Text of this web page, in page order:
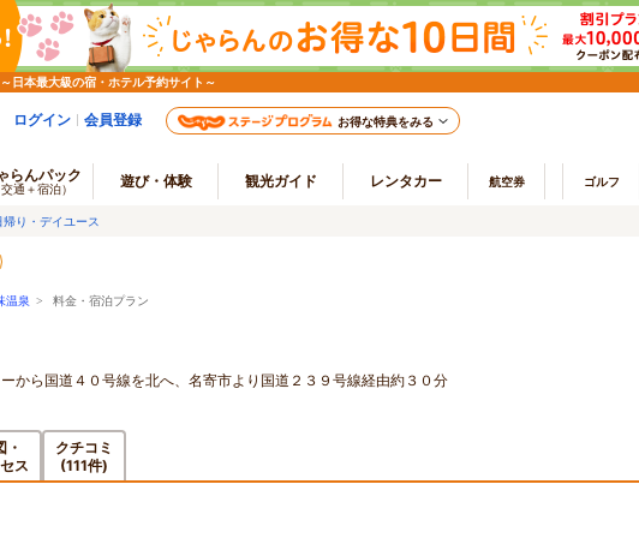
日本最大級の宿・ホテル予約サイト～
ログイン 会員登録 お得な特典をみる
らんパック
通＋宿泊） 遊び・体験 観光ガイド レンタカー 航空券 ゴルフ
帰り・デイユース
温泉 > 料金・宿泊プラン
から国道４０号線を北へ、名寄市より国道２３９号線経由約３０分
・
ス
クチコミ
(111件)